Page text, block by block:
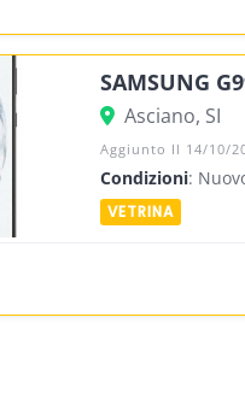
SAMSUNG
Asciano, SI
Aggiunto Il 14/10/
Condizioni: